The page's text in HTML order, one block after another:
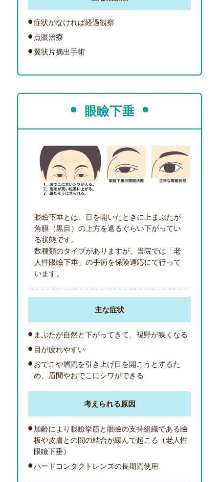
症状がなければ経過観察
点眼治療
翼状片摘出手術
眼瞼下垂
眼瞼下垂とは、目を開いたときに上まぶたが
角膜（黒目）の上方を遮るぐらい下がってい
る状態です。
数種類のタイプがありますが、当院では「老
人性眼瞼下垂」の手術を保険適応にて行って
います。
主な症状
まぶたが自然と下がってきて、視野が狭くなる
目が疲れやすい
おでこや眉間を引き上げ目を開こうとするた
め、眉間やおでこにシワができる
考えられる原因
加齢により眼瞼挙筋と眼瞼の支持組織である瞼
板や皮膚との間の結合が緩んで起こる（老人性
眼瞼下垂）
ハードコンタクトレンズの長期間使用